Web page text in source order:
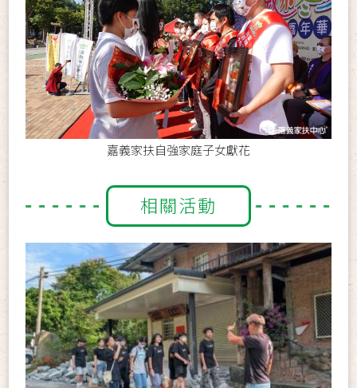
嘉義家扶自強家庭子女獻花
相關活動